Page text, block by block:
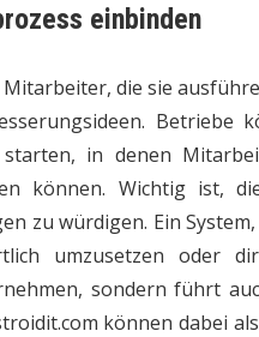
einbinden
die sie
Betriebe
in denen
können. Wichtig ist,
zu würdigen. Ein
umzusetzen oder
sondern führt
können dabei